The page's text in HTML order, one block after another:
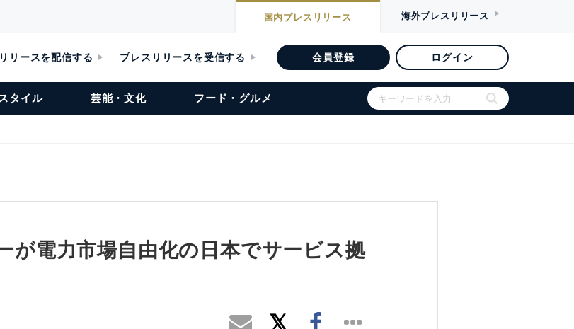
国内プレスリリース 海外プレスリリース
リースを配信する プレスリリースを受信する 会員登録 ログイン
タイル 芸能・文化 フード・グルメ
が電力市場自由化の日本でサービス拠